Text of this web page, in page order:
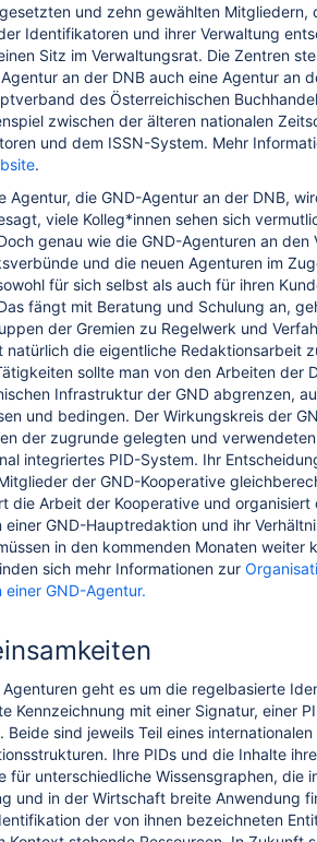
und zehn gewählten Mitgliedern,
Identifikatoren und ihrer Verwaltung
Sitz im Verwaltungsrat. Die Zentren
an der DNB auch eine Agentur an
des Österreichischen
zwischen der älteren nationalen
und dem ISSN-System. Mehr
.
Agentur, die GND-Agentur an der DNB,
viele Kolleg*innen sehen sich
genau wie die GND-Agenturen an den
und die neuen Agenturen im
für sich selbst als auch für ihren
fängt mit Beratung und Schulung an,
der Gremien zu Regelwerk und
natürlich die eigentliche Redaktionsarbeit
sollte man von den Arbeiten der
Infrastruktur der GND abgrenzen,
und bedingen. Der Wirkungskreis der
der zugrunde gelegten und
integriertes PID-System. Ihr
der GND-Kooperative
die Arbeit der Kooperative und
einer GND-Hauptredaktion und ihr
in den kommenden Monaten weiter
sich mehr Informationen zur
einer GND-Agentur.
Agenturen geht es um die regelbasierte
Kennzeichnung mit einer Signatur, einer
Beide sind jeweils Teil eines
Ihre PIDs und die Inhalte
für unterschiedliche Wissensgraphen, die
und in der Wirtschaft breite Anwendung
der von ihnen bezeichneten